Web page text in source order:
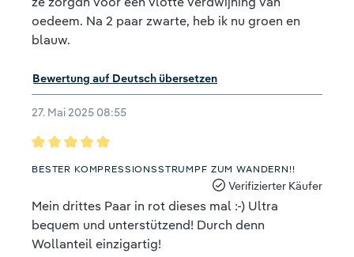
oedeem. Na 2 paar zwarte, heb ik nu groen en
blauw.
Bewertung auf Deutsch übersetzen
27. Mai 2025 08:55
Bewertung mit 5 von 5 Sternen
BESTER KOMPRESSIONSSTRUMPF ZUM WANDERN!!
Verifizierter Käufer
Mein drittes Paar in rot dieses mal :-) Ultra
bequem und unterstützend! Durch denn
Wollanteil einzigartig!